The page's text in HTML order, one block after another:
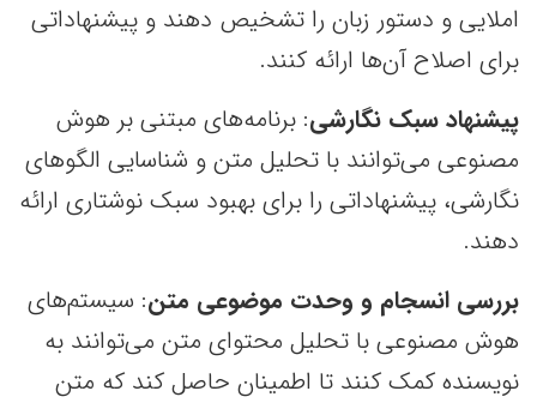
املایی و دستور زبان را تشخیص دهند و پیشنهاداتی
برای اصلاح آن‌ها ارائه کنند.
پیشنهاد سبک نگارشی: برنامه‌های مبتنی بر هوش
مصنوعی می‌توانند با تحلیل متن و شناسایی الگوهای
نگارشی، پیشنهاداتی را برای بهبود سبک نوشتاری ارائه
دهند.
بررسی انسجام و وحدت موضوعی متن: سیستم‌های
هوش مصنوعی با تحلیل محتوای متن می‌توانند به
نویسنده کمک کنند تا اطمینان حاصل کند که متن